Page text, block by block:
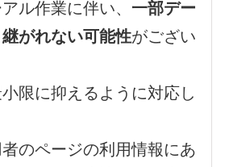
ル作業に伴い、 一部デー
がれない可能性がござい
限に抑えるように対応し
のページの利用情報にあ